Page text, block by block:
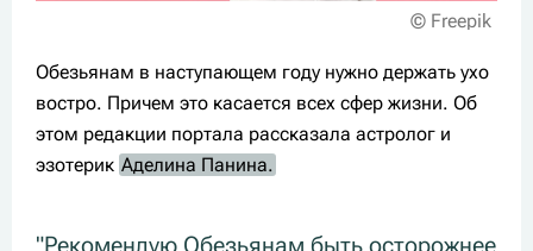
© Freepik
Обезьянам в наступающем году нужно держать ухо
востро. Причем это касается всех сфер жизни. Об
этом редакции портала рассказала астролог и
эзотерик Аделина Панина.
"Рекомендую Обезьянам быть осторожнее